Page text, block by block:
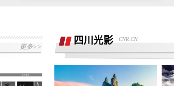
现就退款协议没有达成一致，希望平台协
助
我们在湖南华洋阳光汽车销售有限公司交
了汽车诚意金，但现无法退还诚意金
更多>>
四川光影 CNR.CN